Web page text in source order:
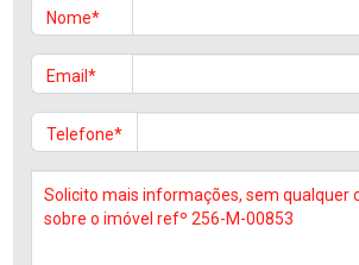
Nome*
Email*
Telefone*